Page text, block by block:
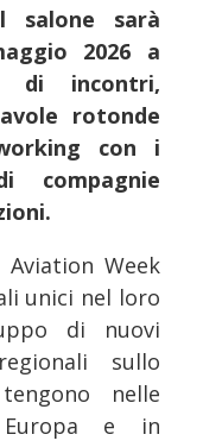
salone sarà
2026 a
di incontri,
rotonde
con i
compagnie
Week
unici nel loro
di nuovi
sullo
nelle
e in